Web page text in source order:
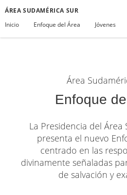
ÁREA SUDAMÉRICA SUR
Inicio
Enfoque del Área Jóvenes
Área
Enfoque
La Presidencia del Área
presenta el nuevo
centrado en las
divinamente señaladas
de salvación y